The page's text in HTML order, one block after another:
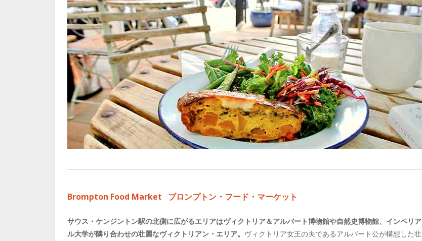
Brompton Food Market ブロンプトン・フード・マーケット
サウス・ケンジントン駅の北側に広がるエリアはヴィクトリア＆アルバート博物館や自然史博物館、インペリア
ル大学が隣り合わせの壮麗なヴィクトリアン・エリア。 ヴィクトリア女王の夫であるアルバート公が構想した壮